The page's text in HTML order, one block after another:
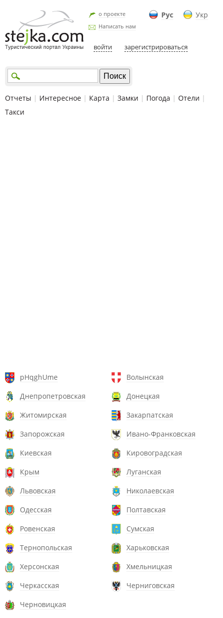
Рус Укр
о проекте
Написать нам
войти зарегистрироваться
Отчеты | Интересное | Карта | Замки | Погода | Отели |
Такси
pHqghUme
Волынская
Днепропетровская
Донецкая
Житомирская
Закарпатская
Запорожская
Ивано-Франковская
Киевская
Кировоградская
Крым
Луганская
Львовская
Николаевская
Одесская
Полтавская
Ровенская
Сумская
Тернопольская
Харьковская
Херсонская
Хмельницкая
Черкасская
Черниговская
Черновицкая